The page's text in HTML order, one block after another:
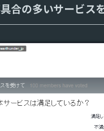
合の多いサービス